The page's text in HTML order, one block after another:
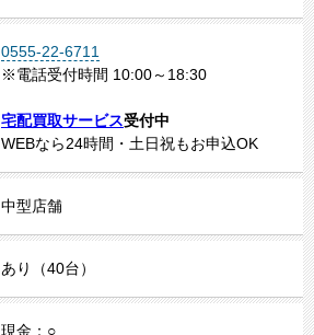
0555-22-6711
※電話受付時間 10:00～18:30
宅配買取サービス受付中
WEBなら24時間・土日祝もお申込OK
中型店舗
あり（40台）
現金：○